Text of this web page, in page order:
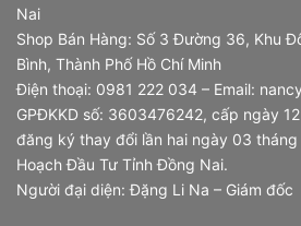
Nai
Shop Bán Hàng: Số 3 Đường 36, Khu
Bình, Thành Phố Hồ Chí Minh
Điện thoại: 0981 222 034 – Email:
GPĐKKD số: 3603476242, cấp ngày
đăng ký thay đổi lần hai ngày 03 tháng
Hoạch Đầu Tư Tỉnh Đồng Nai.
Người đại diện: Đặng Li Na – Giám đốc